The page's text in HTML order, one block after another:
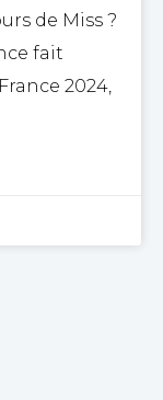
de Miss ?
fait
2024,